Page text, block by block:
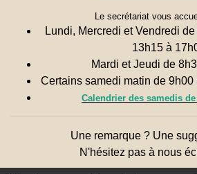
Le secrétariat vous
Lundi, Mercredi et Vendredi
13h15 à
Mardi et Jeudi de
Certains samedi matin de 9h00
Calendrier des samedis
Une remarque ? Une
N'hésitez pas à nous